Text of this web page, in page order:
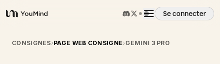
YouMind
Se connecter
Aperçu
CONSIGNES›PAGE WEB CONSIGNE›GEMINI 3 PRO